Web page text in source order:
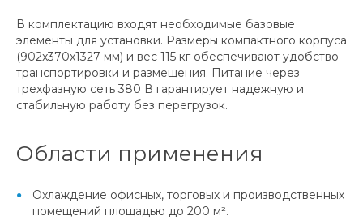
В комплектацию входят необходимые базовые
элементы для установки. Размеры компактного корпуса
(902x370x1327 мм) и вес 115 кг обеспечивают удобство
транспортировки и размещения. Питание через
трехфазную сеть 380 В гарантирует надежную и
стабильную работу без перегрузок.
Области применения
Охлаждение офисных, торговых и производственных
помещений площадью до 200 м².